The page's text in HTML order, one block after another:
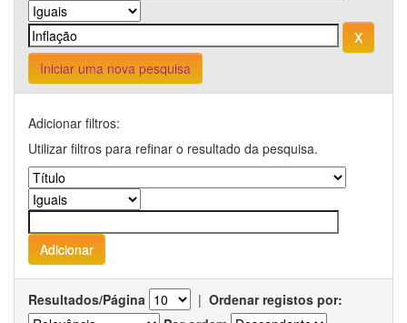
Iniciar uma nova pesquisa
Adicionar filtros:
Utilizar filtros para refinar o resultado da pesquisa.
Resultados/Página | Ordenar registos por: